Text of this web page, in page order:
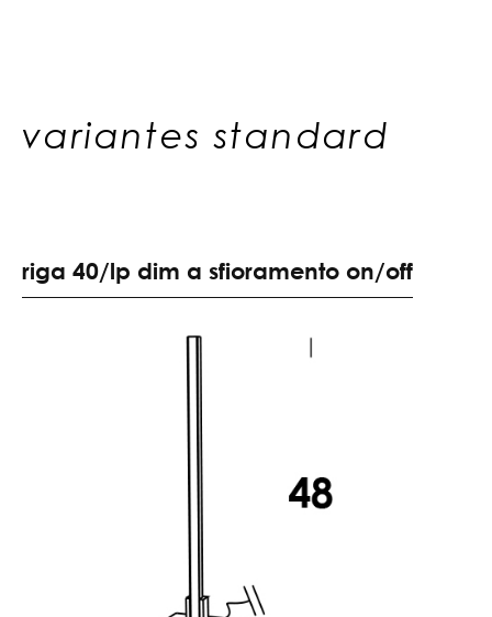
variantes standard
riga 40/lp dim a sfioramento on/off